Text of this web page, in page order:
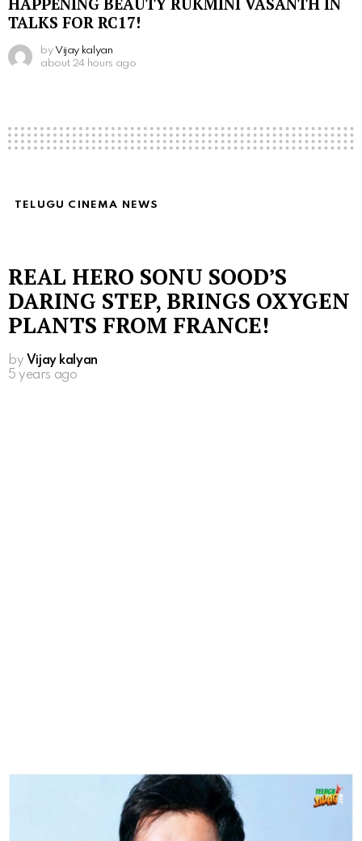
TALKS FOR RC17!
by Vijay kalyan
about 24 hours ago
TELUGU CINEMA NEWS
REAL HERO SONU SOOD’S
DARING STEP, BRINGS OXYGEN
PLANTS FROM FRANCE!
by Vijay kalyan
5 years ago